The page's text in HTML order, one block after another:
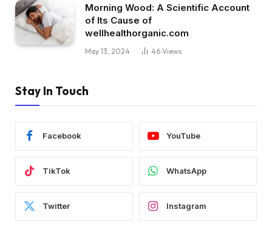
Morning Wood: A Scientific Account
of Its Cause of
wellhealthorganic.com
May 13, 2024 46 Views
Stay In Touch
Facebook YouTube
TikTok WhatsApp
Twitter Instagram